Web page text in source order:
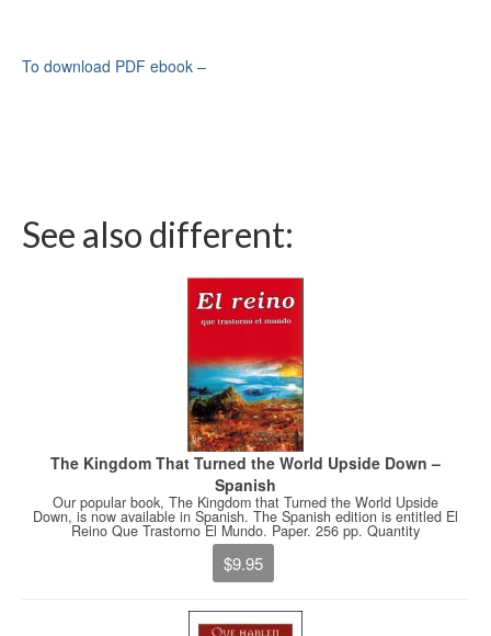
To download PDF ebook –
See also different:
The Kingdom That Turned the World Upside Down –
Spanish
Our popular book, The Kingdom that Turned the World Upside
Down, is now available in Spanish. The Spanish edition is entitled El
Reino Que Trastorno El Mundo. Paper. 256 pp. Quantity
$9.95